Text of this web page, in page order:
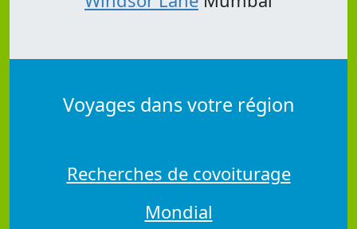
Voyages dans votre région
Recherches de covoiturage
Mondial